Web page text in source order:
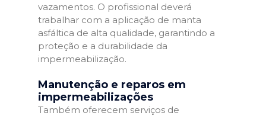
vazamentos. O profissional deverá
trabalhar com a aplicação de manta
asfáltica de alta qualidade, garantindo a
proteção e a durabilidade da
impermeabilização.
Manutenção e reparos em
impermeabilizações
Também oferecem serviços de